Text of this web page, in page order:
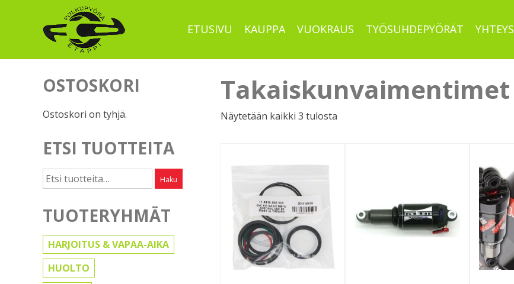
ETUSIVU KAUPPA VUOKRAUS TYÖSUHDEPYÖRÄT YHTEYS
OSTOSKORI
Ostoskori on tyhjä.
ETSI TUOTTEITA
Etsi: Haku
TUOTERYHMÄT
HARJOITUS & VAPAA-AIKA
HUOLTO
Takaiskunvaimentimet
Näytetään kaikki 3 tulosta